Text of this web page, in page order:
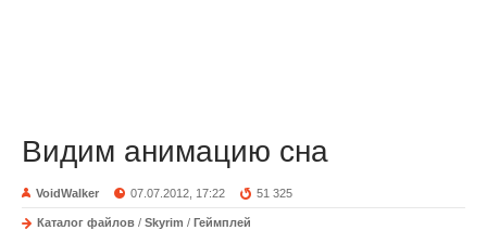
Видим анимацию сна
VoidWalker 07.07.2012, 17:22 51 325
Каталог файлов / Skyrim / Геймплей